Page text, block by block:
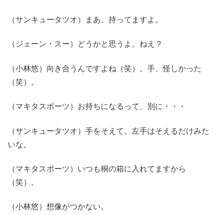
（サンキュータツオ）まあ、持ってますよ。
（ジェーン・スー）どうかと思うよ。ねえ？
（小林悠）向き合うんですよね（笑）。手、怪しかった
（笑）。
（マキタスポーツ）お持ちになるって、別に・・・
（サンキュータツオ）手をそえて。左手はそえるだけみた
いな。
（マキタスポーツ）いつも桐の箱に入れてますから
（笑）。
（小林悠）想像がつかない。